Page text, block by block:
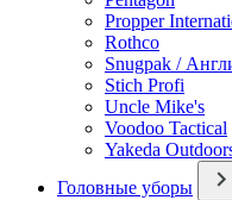
Propper
Rothco
Snugpak /
Stich Profi
Uncle Mike's
Voodoo Tactical
Yakeda
Головные уборы